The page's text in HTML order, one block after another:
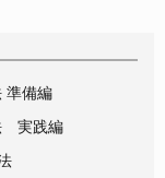
準備編
実践編